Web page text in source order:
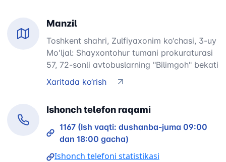
Manzil
Toshkent shahri, Zulfiyaxonim ko‘chasi, 3-uy
Mo'ljal: Shayxontohur tumani prokuraturasi
57, 72-sonli avtobuslarning "Bilimgoh" bekati
Xaritada ko‘rish
Ishonch telefon raqami
1167 (Ish vaqti: dushanba-juma 09:00
dan 18:00 gacha)
Ishonch telefoni statistikasi